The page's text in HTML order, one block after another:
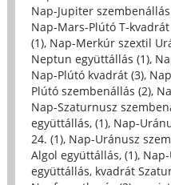
Nap-Jupiter
Nap-Mars-Plútó T-kvadrát
(1), Nap-Merkúr szextil
Neptun együttállás (1),
Nap-Plútó kvadrát (3),
Plútó szembenállás (2),
Nap-Szaturnusz
együttállás, (1), Nap-
24. (1), Nap-Uránusz
Algol együttállás, (1),
együttállás, kvadrát